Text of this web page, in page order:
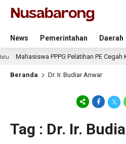
News Pemerintahan Daerah
Mahasiswa PPPG Pelatihan PE Cegah
Beranda Dr. Ir. Budiar Anwar
Tag : Dr. Ir.